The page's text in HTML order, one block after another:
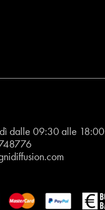
dalle 09:30 alle 18:00